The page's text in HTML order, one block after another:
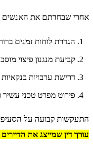
אחרי שבחרתם את האנשים
הגדרת לוחות זמנים
קביעת מנגנון פיצוי
דרישת ערבויות
פירוט מפרט טכני
התעקשות קבועה על
עורך דין שמייצג את